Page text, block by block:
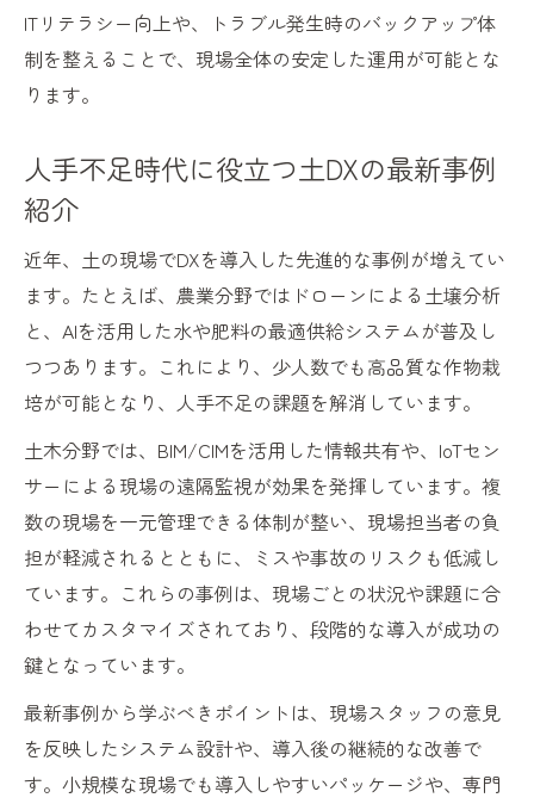
ITリテラシー向上や、トラブル発生時のバックアップ体
制を整えることで、現場全体の安定した運用が可能とな
ります。
人手不足時代に役立つ土DXの最新事例
紹介
近年、土の現場でDXを導入した先進的な事例が増えてい
ます。たとえば、農業分野ではドローンによる土壌分析
と、AIを活用した水や肥料の最適供給システムが普及し
つつあります。これにより、少人数でも高品質な作物栽
培が可能となり、人手不足の課題を解消しています。
土木分野では、BIM/CIMを活用した情報共有や、IoTセン
サーによる現場の遠隔監視が効果を発揮しています。複
数の現場を一元管理できる体制が整い、現場担当者の負
担が軽減されるとともに、ミスや事故のリスクも低減し
ています。これらの事例は、現場ごとの状況や課題に合
わせてカスタマイズされており、段階的な導入が成功の
鍵となっています。
最新事例から学ぶべきポイントは、現場スタッフの意見
を反映したシステム設計や、導入後の継続的な改善で
す。小規模な現場でも導入しやすいパッケージや、専門